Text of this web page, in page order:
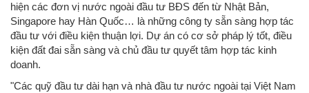
hiện các đơn vị nước ngoài đầu tư BĐS đến từ Nhật Bản,
Singapore hay Hàn Quốc… là những công ty sẵn sàng hợp tác
đầu tư với điều kiện thuận lợi. Dự án có cơ sở pháp lý tốt, điều
kiện đất đai sẵn sàng và chủ đầu tư quyết tâm hợp tác kinh
doanh.
"Các quỹ đầu tư dài hạn và nhà đầu tư nước ngoài tại Việt Nam